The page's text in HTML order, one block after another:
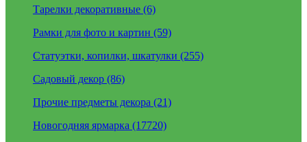
Тарелки декоративные (6)
Рамки для фото и картин (59)
Статуэтки, копилки, шкатулки (255)
Садовый декор (86)
Прочие предметы декора (21)
Новогодняя ярмарка (17720)